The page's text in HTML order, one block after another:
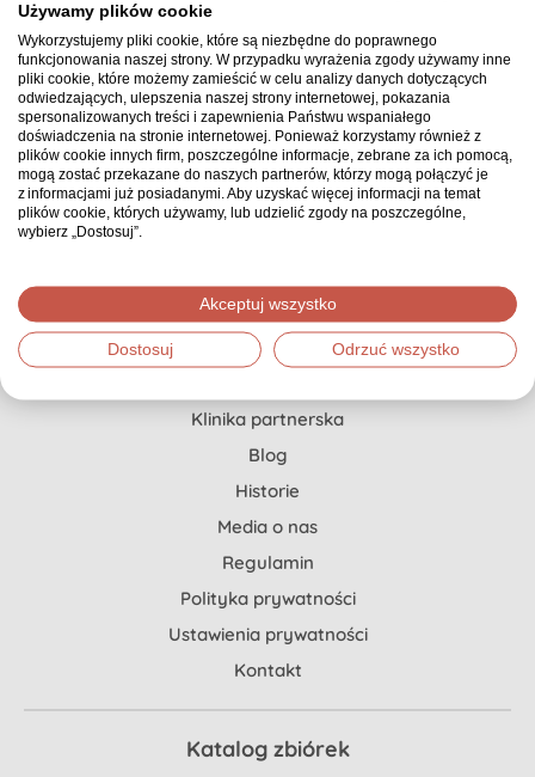
Pierwszy i jedyny w Polsce serwis zbiórkowy, gdzie
każda zbiórka ma opiekuna, który doradza, co
możesz zrobić, żeby zebrać znacznie więcej.
Pomoc dla Ciebie
Jak stworzyć zbiórkę?
Klinika partnerska
Blog
Historie
Media o nas
Regulamin
Polityka prywatności
Ustawienia prywatności
Kontakt
Katalog zbiórek
Używamy plików cookie
Wykorzystujemy pliki cookie, które są niezbędne do poprawnego
funkcjonowania naszej strony. W przypadku wyrażenia zgody używamy inne
pliki cookie, które możemy zamieścić w celu analizy danych dotyczących
odwiedzających, ulepszenia naszej strony internetowej, pokazania
spersonalizowanych treści i zapewnienia Państwu wspaniałego
doświadczenia na stronie internetowej. Ponieważ korzystamy również z
plików cookie innych firm, poszczególne informacje, zebrane za ich pomocą,
mogą zostać przekazane do naszych partnerów, którzy mogą połączyć je
z informacjami już posiadanymi. Aby uzyskać więcej informacji na temat
plików cookie, których używamy, lub udzielić zgody na poszczególne,
wybierz „Dostosuj”.
Akceptuj wszystko
Dostosuj Odrzuć wszystko